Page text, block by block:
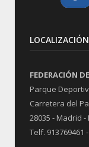
LOCALIZACIÓN
FEDERACIÓN
Parque
Carretera del
28035 - Madrid -
Telf. 913769461 -